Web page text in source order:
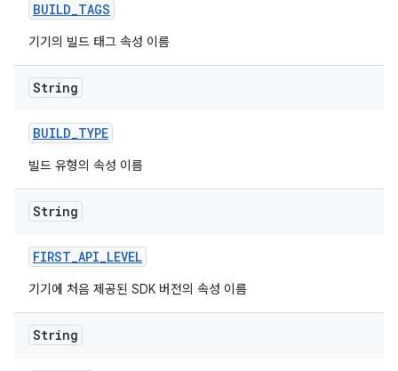
BUILD_TAGS
기기의 빌드 태그 속성 이름
String
BUILD_TYPE
빌드 유형의 속성 이름
String
FIRST_API_LEVEL
기기에 처음 제공된 SDK 버전의 속성 이름
String